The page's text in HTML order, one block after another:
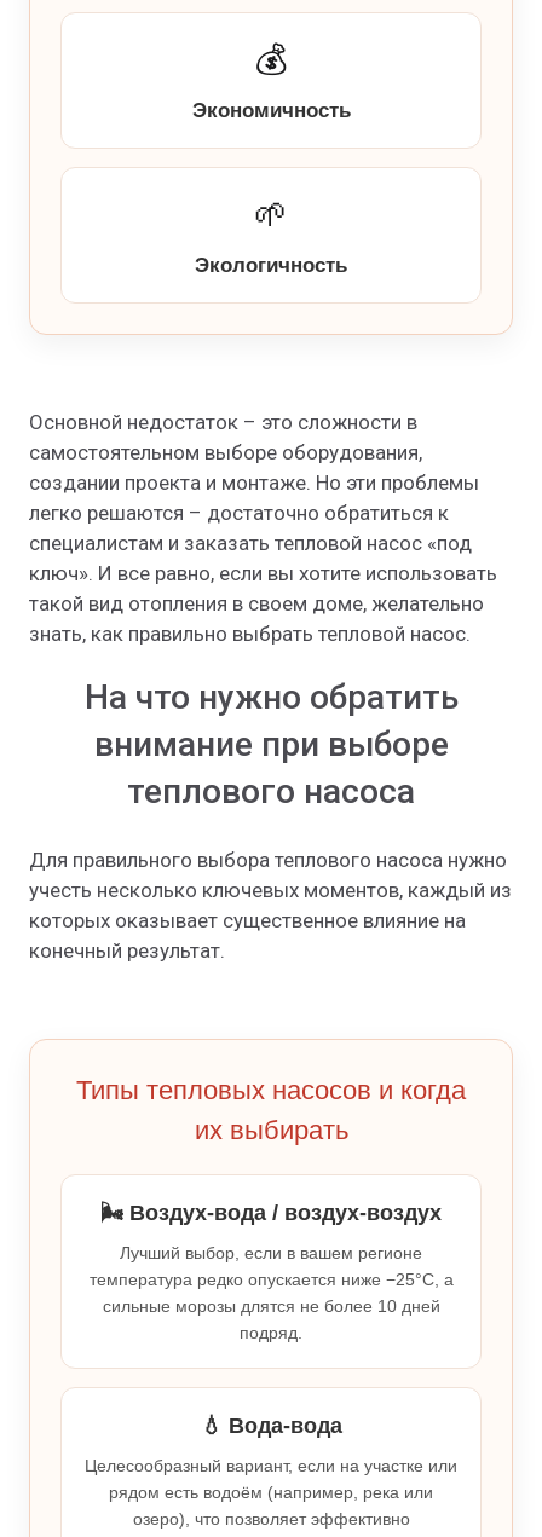
💰
Экономичность
🌱
Экологичность
Основной недостаток – это сложности в
самостоятельном выборе оборудования,
создании проекта и монтаже. Но эти проблемы
легко решаются – достаточно обратиться к
специалистам и заказать тепловой насос «под
ключ». И все равно, если вы хотите использовать
такой вид отопления в своем доме, желательно
знать, как правильно выбрать тепловой насос.
На что нужно обратить
внимание при выборе
теплового насоса
Для правильного выбора теплового насоса нужно
учесть несколько ключевых моментов, каждый из
которых оказывает существенное влияние на
конечный результат.
Типы тепловых насосов и когда
их выбирать
🌬️ Воздух-вода / воздух-воздух
Лучший выбор, если в вашем регионе
температура редко опускается ниже −25°C, а
сильные морозы длятся не более 10 дней
подряд.
💧 Вода-вода
Целесообразный вариант, если на участке или
рядом есть водоём (например, река или
озеро), что позволяет эффективно